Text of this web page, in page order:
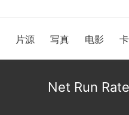
片源 写真 电影
Net Run